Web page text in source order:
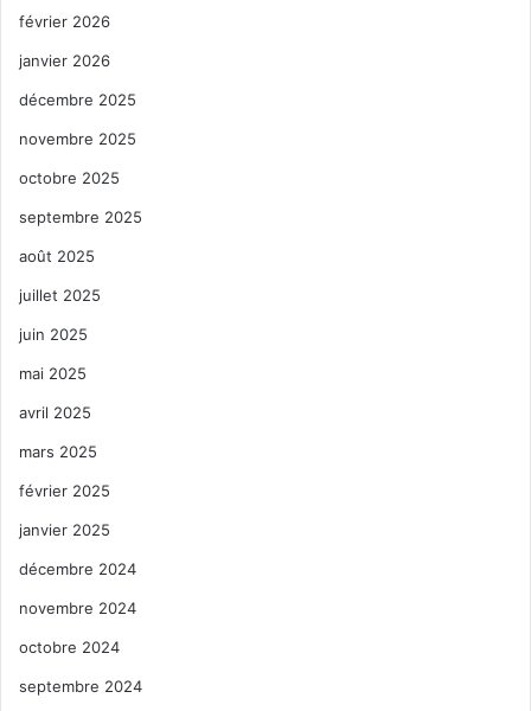
février 2026
janvier 2026
décembre 2025
novembre 2025
octobre 2025
septembre 2025
août 2025
juillet 2025
juin 2025
mai 2025
avril 2025
mars 2025
février 2025
janvier 2025
décembre 2024
novembre 2024
octobre 2024
septembre 2024